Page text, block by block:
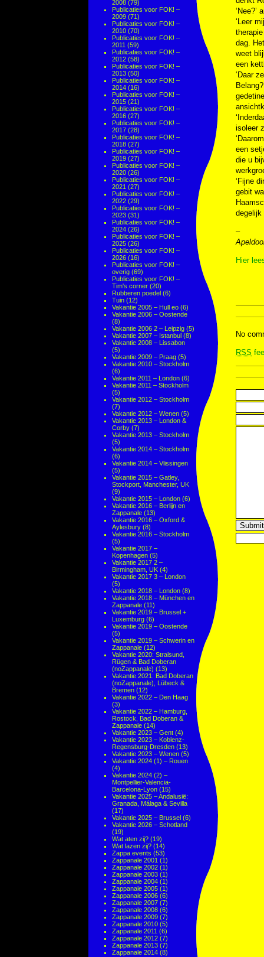
2008 (79)
Publicaties voor FOK! –
2009 (71)
Publicaties voor FOK! –
2010 (70)
Publicaties voor FOK! –
2011 (59)
Publicaties voor FOK! –
2012 (58)
Publicaties voor FOK! –
2013 (50)
Publicaties voor FOK! –
2014 (16)
Publicaties voor FOK! –
2015 (21)
Publicaties voor FOK! –
2016 (27)
Publicaties voor FOK! –
2017 (28)
Publicaties voor FOK! –
2018 (27)
Publicaties voor FOK! –
2019 (27)
Publicaties voor FOK! –
2020 (26)
Publicaties voor FOK! –
2021 (27)
Publicaties voor FOK! –
2022 (29)
Publicaties voor FOK! –
2023 (31)
Publicaties voor FOK! –
2024 (26)
Publicaties voor FOK! –
2025 (26)
Publicaties voor FOK! –
2026 (16)
Publicaties voor FOK! –
overig (69)
Publicaties voor FOK! –
Tim's corner (20)
Rubberen poedel (6)
Tuin (12)
Vakantie 2005 – Hull eo (6)
Vakantie 2006 – Oostende
(8)
Vakantie 2006 2 – Leipzig (5)
Vakantie 2007 – Istanbul (8)
Vakantie 2008 – Lissabon
(5)
Vakantie 2009 – Praag (5)
Vakantie 2010 – Stockholm
(6)
Vakantie 2011 – London (6)
Vakantie 2011 – Stockholm
(5)
Vakantie 2012 – Stockholm
(7)
Vakantie 2012 – Wenen (5)
Vakantie 2013 – London &
Corby (7)
Vakantie 2013 – Stockholm
(5)
Vakantie 2014 – Stockholm
(6)
Vakantie 2014 – Vlissingen
(5)
Vakantie 2015 – Gatley,
Stockport, Manchester, UK
(9)
Vakantie 2015 – London (6)
Vakantie 2016 – Berlijn en
Zappanale (13)
Vakantie 2016 – Oxford &
Aylesbury (8)
Vakantie 2016 – Stockholm
(5)
Vakantie 2017 –
Kopenhagen (5)
Vakantie 2017 2 –
Birmingham, UK (4)
Vakantie 2017 3 – London
(5)
Vakantie 2018 – London (8)
Vakantie 2018 – München en
Zappanale (11)
Vakantie 2019 – Brussel +
Luxemburg (6)
Vakantie 2019 – Oostende
(5)
Vakantie 2019 – Schwerin en
Zappanale (12)
Vakantie 2020: Stralsund,
Rügen & Bad Doberan
(noZappanale) (13)
Vakantie 2021: Bad Doberan
(noZappanale), Lübeck &
Bremen (12)
Vakantie 2022 – Den Haag
(3)
Vakantie 2022 – Hamburg,
Rostock, Bad Doberan &
Zappanale (14)
Vakantie 2023 – Gent (4)
Vakantie 2023 – Koblenz-
Regensburg-Dresden (13)
Vakantie 2023 – Wenen (5)
Vakantie 2024 (1) – Rouen
(4)
Vakantie 2024 (2) –
Montpellier-Valencia-
Barcelona-Lyon (15)
Vakantie 2025 – Andalusië:
Granada, Málaga & Sevilla
(17)
Vakantie 2025 – Brussel (6)
Vakantie 2026 – Schotland
(19)
Wat aten zij? (19)
Wat lazen zij? (14)
Zappa events (53)
Zappanale 2001 (1)
Zappanale 2002 (1)
Zappanale 2003 (1)
Zappanale 2004 (1)
Zappanale 2005 (1)
Zappanale 2006 (6)
Zappanale 2007 (7)
Zappanale 2008 (6)
Zappanale 2009 (7)
Zappanale 2010 (5)
Zappanale 2011 (6)
Zappanale 2012 (7)
Zappanale 2013 (7)
Zappanale 2014 (8)
‘Nee?’
‘Leer
dag.
weet
een
‘Daar
isoleer
een
die u
‘Fijne
gebit
degelijk
–
Hier
No
RSS